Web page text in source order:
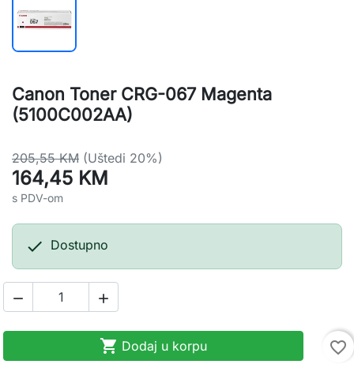
Canon Toner CRG-067 Magenta
(5100C002AA)
205,55 KM (Uštedi 20%)
164,45 KM
s PDV-om
 Dostupno
 
 Dodaj u korpu
favorite_border